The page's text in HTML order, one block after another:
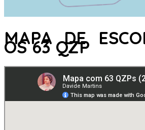
MAPA DE
OS 63 QZP